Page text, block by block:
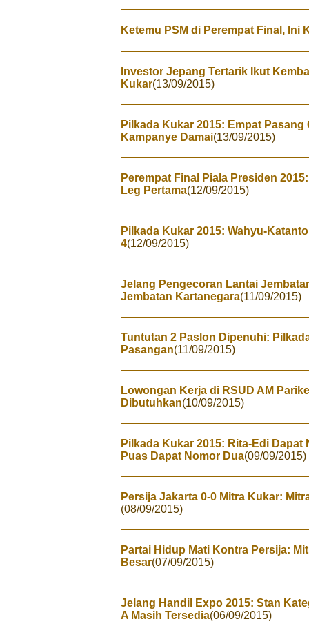
Ketemu PSM di Perempat Final, Ini
Investor Jepang Tertarik Ikut
Kukar(13/09/2015)
Pilkada Kukar 2015: Empat
Kampanye Damai(13/09/2015)
Perempat Final Piala Presiden
Leg Pertama(12/09/2015)
Pilkada Kukar 2015: Wahyu-
4(12/09/2015)
Jelang Pengecoran Lantai
Jembatan Kartanegara(11/09/2015)
Tuntutan 2 Paslon Dipenuhi:
Pasangan(11/09/2015)
Lowongan Kerja di RSUD AM
Dibutuhkan(10/09/2015)
Pilkada Kukar 2015: Rita-Edi
Puas Dapat Nomor Dua(09/09/2015)
Persija Jakarta 0-0 Mitra Kukar:
(08/09/2015)
Partai Hidup Mati Kontra Persija:
Besar(07/09/2015)
Jelang Handil Expo 2015: Stan
A Masih Tersedia(06/09/2015)